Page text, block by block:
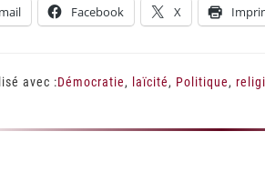
Facebook X
avec :Démocratie, laïcité, Politique,